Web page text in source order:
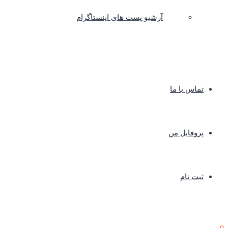
آرشیو پست های اینستاگرام
تماس با ما
پروفایل من
ثبت نام